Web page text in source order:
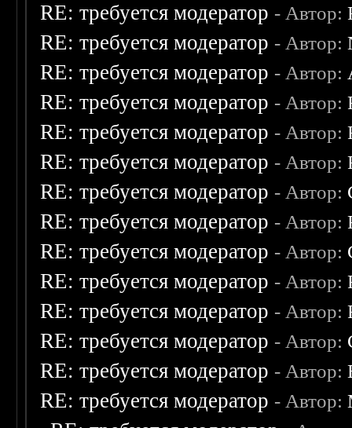
RE: требуется модератор - Автор:
RE: требуется модератор - Автор:
RE: требуется модератор - Автор:
RE: требуется модератор - Автор:
RE: требуется модератор - Автор:
RE: требуется модератор - Автор:
RE: требуется модератор - Автор:
RE: требуется модератор - Автор:
RE: требуется модератор - Автор:
RE: требуется модератор - Автор:
RE: требуется модератор - Автор:
RE: требуется модератор - Автор:
RE: требуется модератор - Автор:
RE: требуется модератор - Автор: